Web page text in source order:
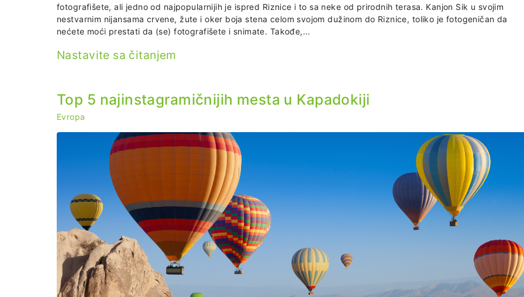
fotografišete, ali jedno od najpopularnijih je ispred Riznice i to sa neke od prirodnih terasa. Kanjon Sik u svojim
nestvarnim nijansama crvene, žute i oker boja stena celom svojom dužinom do Riznice, toliko je fotogeničan da
nećete moći prestati da (se) fotografišete i snimate. Takođe,...
Nastavite sa čitanjem
Top 5 najinstagramičnijih mesta u Kapadokiji
Evropa